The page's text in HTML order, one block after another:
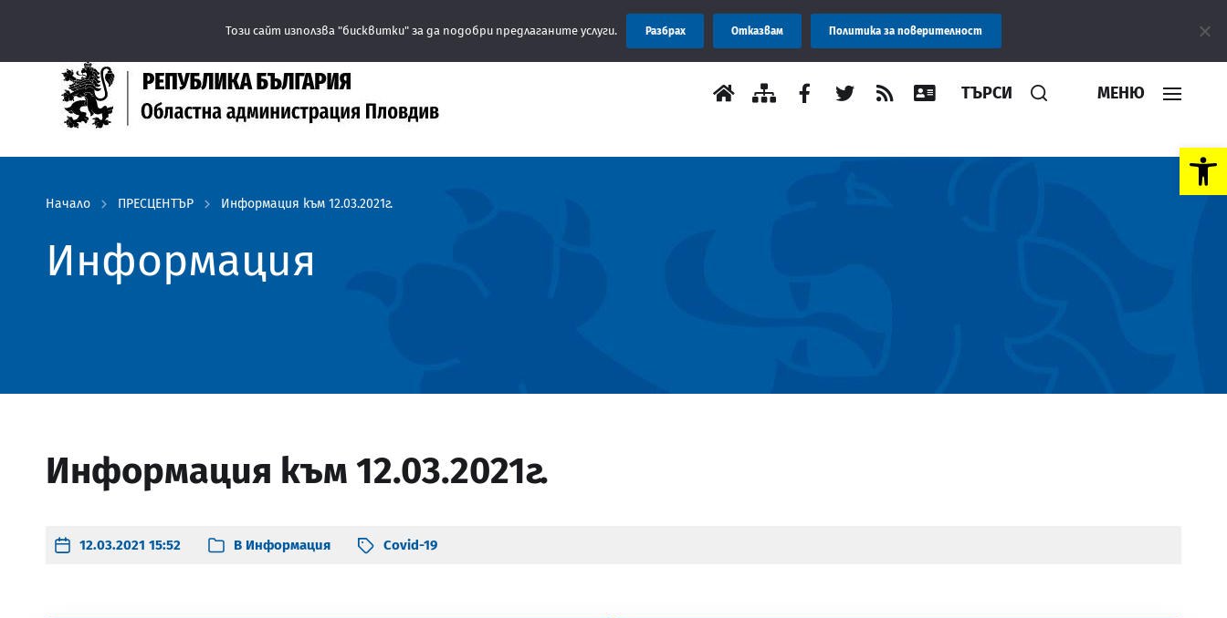
Open toolbar
Съобщение: Областна администрация Пловдив препоръчва
ТЪРСИ МЕНЮ
Начало ПРЕСЦЕНТЪР Информация към 12.03.2021г.
Информация
Информация към 12.03.2021г.
12.03.2021 15:52 В Информация Covid-19
Този сайт използва "бисквитки" за да подобри предлаганите услуги. Разбрах Отказвам Политика за поверителност